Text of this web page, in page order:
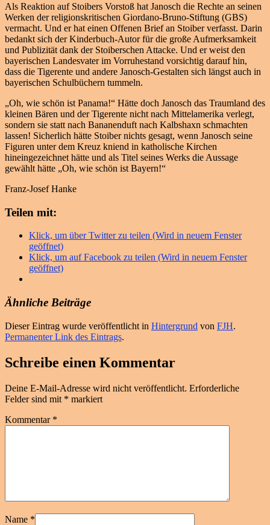
Als Reaktion auf Stoibers Vorstoß hat Janosch die Rechte an seinen
Werken der religionskritischen Giordano-Bruno-Stiftung (GBS)
vermacht. Und er hat einen Offenen Brief an Stoiber verfasst. Darin
bedankt sich der Kinderbuch-Autor für die große Aufmerksamkeit
und Publizität dank der Stoiberschen Attacke. Und er weist den
bayerischen Landesvater im Vorruhestand vorsichtig darauf hin,
dass die Tigerente und andere Janosch-Gestalten sich längst auch in
bayerischen Schulbüchern tummeln.
„Oh, wie schön ist Panama!“ Hätte doch Janosch das Traumland des
kleinen Bären und der Tigerente nicht nach Mittelamerika verlegt,
sondern sie statt nach Bananenduft nach Kalbshaxn schmachten
lassen! Sicherlich hätte Stoiber nichts gesagt, wenn Janosch seine
Figuren unter dem Kreuz kniend in katholische Kirchen
hineingezeichnet hätte und als Titel seines Werks die Aussage
gewählt hätte „Oh, wie schön ist Bayern!“
Franz-Josef Hanke
Teilen mit:
Klick, um über Twitter zu teilen (Wird in neuem Fenster
geöffnet)
Klick, um auf Facebook zu teilen (Wird in neuem Fenster
geöffnet)
Ähnliche Beiträge
Dieser Eintrag wurde veröffentlicht in Hintergrund von FJH.
Permanenter Link des Eintrags.
Schreibe einen Kommentar
Deine E-Mail-Adresse wird nicht veröffentlicht. Erforderliche
Felder sind mit * markiert
Kommentar *
Name *